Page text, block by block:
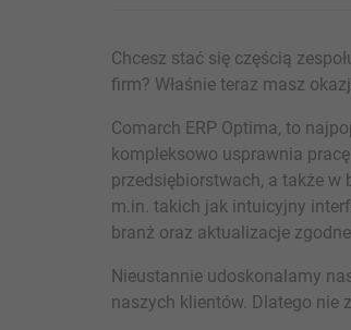
Chcesz stać się częścią
firm? Właśnie teraz masz
Comarch ERP Optima, to
kompleksowo usprawnia
przedsiębiorstwach, a także w
m.in. takich jak intuicyjny
branż oraz aktualizacje
Nieustannie udoskonalamy
naszych klientów. Dlatego nie